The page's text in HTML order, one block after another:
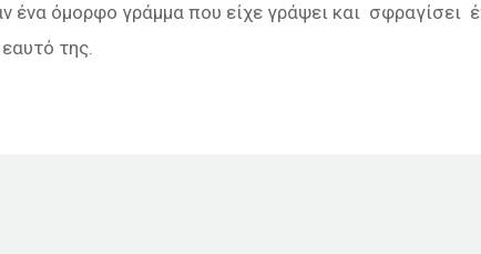
ένα όμορφο γράμμα που είχε γράψει και σφραγίσει
της.